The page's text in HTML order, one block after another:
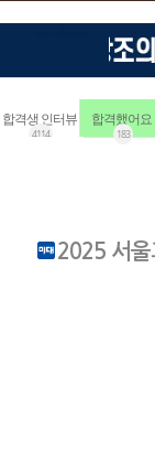
합격생 인터뷰
4114
합격했어요
183
2025 서울